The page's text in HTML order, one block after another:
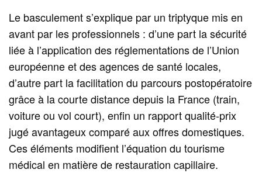
Le basculement s’explique par un triptyque mis en
avant par les professionnels : d’une part la sécurité
liée à l’application des réglementations de l’Union
européenne et des agences de santé locales,
d’autre part la facilitation du parcours postopératoire
grâce à la courte distance depuis la France (train,
voiture ou vol court), enfin un rapport qualité-prix
jugé avantageux comparé aux offres domestiques.
Ces éléments modifient l’équation du tourisme
médical en matière de restauration capillaire.